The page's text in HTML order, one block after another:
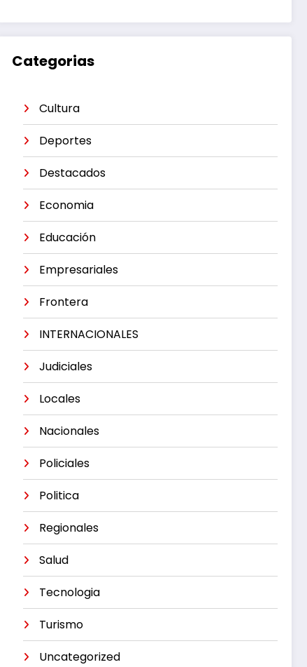
Categorias
Cultura
Deportes
Destacados
Economia
Educación
Empresariales
Frontera
INTERNACIONALES
Judiciales
Locales
Nacionales
Policiales
Politica
Regionales
Salud
Tecnologia
Turismo
Uncategorized